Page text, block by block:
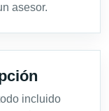
asesor.
incluido